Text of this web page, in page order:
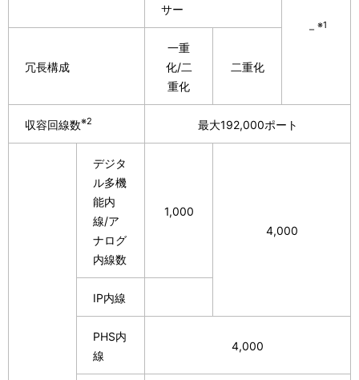
い
ま
シ
サー
－ ※1
冗長構成
一重
化/二
重化
二重化
収容回線数※2 最大192,000ポート
デジタ
ル多機
能内
線/ア
ナログ
内線数
1,000
4,000
IP内線
PHS内
線
4,000